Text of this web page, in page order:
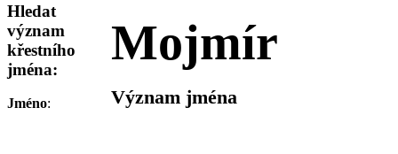
Mojmír
Význam jména
Hledat
význam
křestního
jména:
Jméno: